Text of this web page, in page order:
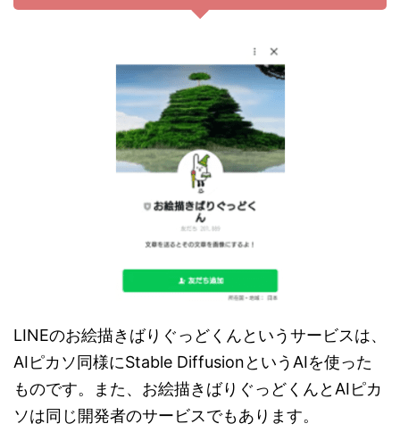
LINEのお絵描きばりぐっどくんというサービスは、
AIピカソ同様にStable DiffusionというAIを使った
ものです。また、お絵描きばりぐっどくんとAIピカ
ソは同じ開発者のサービスでもあります。